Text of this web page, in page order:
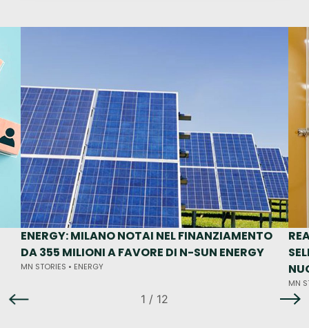
ENERGY: MILANO NOTAI NEL FINANZIAMENTO
DA 355 MILIONI A FAVORE DI N-SUN ENERGY
MN STORIES • ENERGY
MN
1 / 12